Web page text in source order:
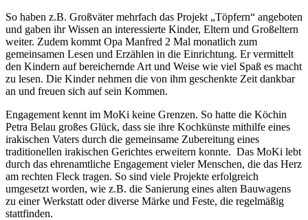
So haben z.B. Großväter mehrfach das Projekt „Töpfern“ angeboten
und gaben ihr Wissen an interessierte Kinder, Eltern und Großeltern
weiter. Zudem kommt Opa Manfred 2 Mal monatlich zum
gemeinsamen Lesen und Erzählen in die Einrichtung. Er vermittelt
den Kindern auf bereichernde Art und Weise wie viel Spaß es macht
zu lesen. Die Kinder nehmen die von ihm geschenkte Zeit dankbar
an und freuen sich auf sein Kommen.
Engagement kennt im MoKi keine Grenzen. So hatte die Köchin
Petra Belau großes Glück, dass sie ihre Kochkünste mithilfe eines
irakischen Vaters durch die gemeinsame Zubereitung eines
traditionellen irakischen Gerichtes erweitern konnte. Das MoKi lebt
durch das ehrenamtliche Engagement vieler Menschen, die das Herz
am rechten Fleck tragen. So sind viele Projekte erfolgreich
umgesetzt worden, wie z.B. die Sanierung eines alten Bauwagens
zu einer Werkstatt oder diverse Märke und Feste, die regelmäßig
stattfinden.